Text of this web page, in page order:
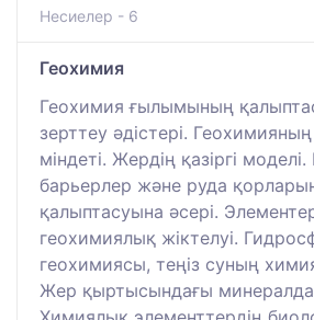
Несиелер - 6
Геохимия
Геохимия ғылымының
зерттеу әдістері.
міндеті. Жердің қазіргі
барьерлер және руда
қалыптасуына әсері.
геохимиялық жіктелуі.
геохимиясы, теңіз суның
Жер қыртысындағы